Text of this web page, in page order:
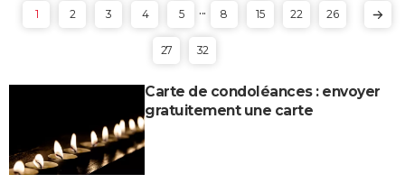
1 2 3 4 5 ... 8 15 22 26
27 32
Carte de condoléances : envoyer
gratuitement une carte